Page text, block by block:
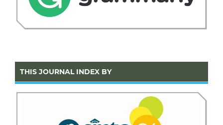
THIS JOURNAL INDEX BY